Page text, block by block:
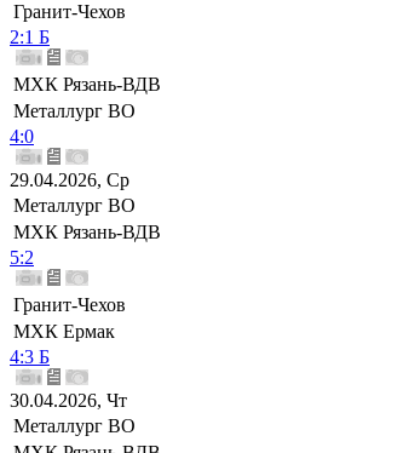
Гранит-Чехов
2:1 Б
МХК Рязань-ВДВ
Металлург ВО
4:0
29.04.2026, Ср
Металлург ВО
МХК Рязань-ВДВ
5:2
Гранит-Чехов
МХК Ермак
4:3 Б
30.04.2026, Чт
Металлург ВО